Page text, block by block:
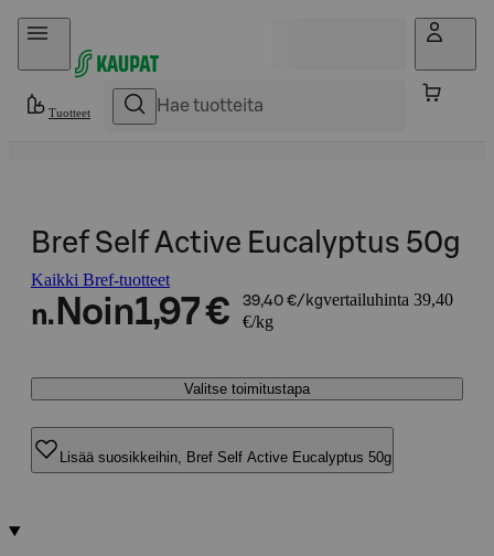
Hyppää sisältöön
Tuotteet
Bref Self Active Eucalyptus 50g
Kaikki Bref-tuotteet
n. Noin1,97 € 39,40 €/kgvertailuhinta 39,40
€/kg
Valitse toimitustapa
Lisää suosikkeihin, Bref Self Active Eucalyptus 50g